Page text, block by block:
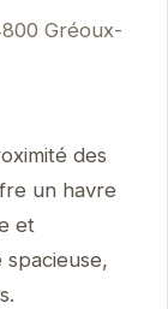
Gréoux-
des
un havre
et